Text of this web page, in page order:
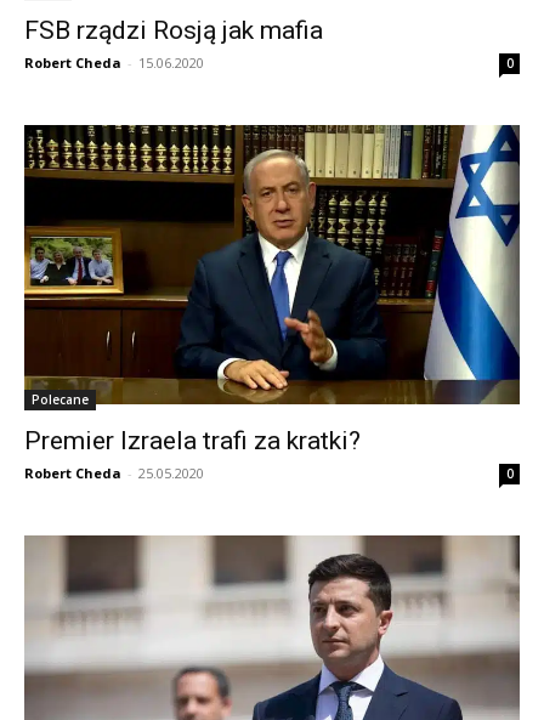
FSB rządzi Rosją jak mafia
Robert Cheda - 15.06.2020 0
Polecane
Premier Izraela trafi za kratki?
Robert Cheda - 25.05.2020 0